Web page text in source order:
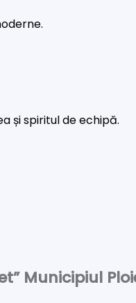
și spiritul de echipă.
Municipiul